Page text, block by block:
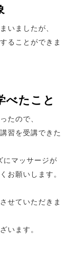
いましたが、
ることができま
べたこと
たので、
習を受講できた
にマッサージが
お願いします。
せていただきま
います。